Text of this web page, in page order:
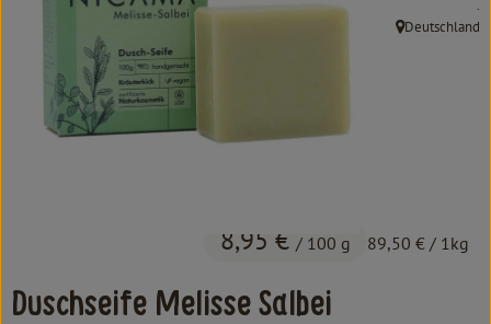
Kochen & Backen
Süß & Pikant
Getränke
Duschseife Melisse Salbei
8,95 € / 100 g 89,50 € / 1kg
.
, Herkunft:
Deutschland